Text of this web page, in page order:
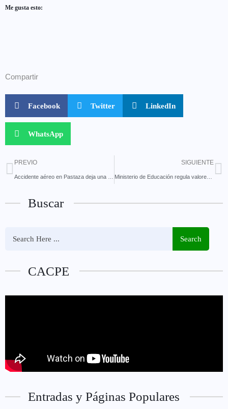
Me gusta esto:
Compartir
Facebook Twitter LinkedIn
WhatsApp
PREVIO SIGUIENTE
Ministerio de Educación regula valores de matrícula y pensión en instituciones particulares y fiscomisionales
Buscar
Search
CACPE
Entradas y Páginas Populares